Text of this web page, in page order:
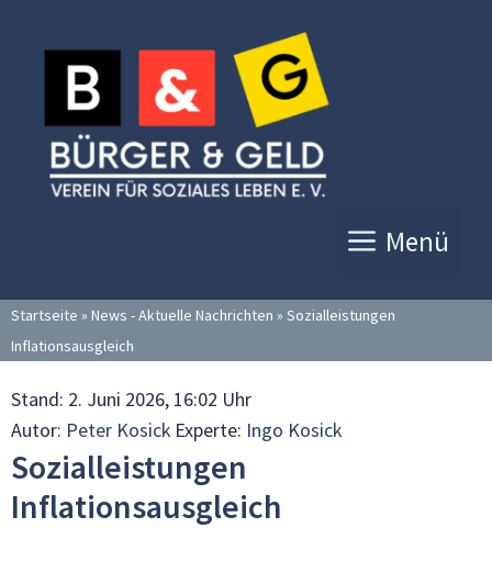
Inhalt
springen
Menü
Startseite » News - Aktuelle Nachrichten » Sozialleistungen
Inflationsausgleich
Stand: 2. Juni 2026, 16:02 Uhr
Autor: Peter Kosick Experte: Ingo Kosick
Sozialleistungen
Inflationsausgleich